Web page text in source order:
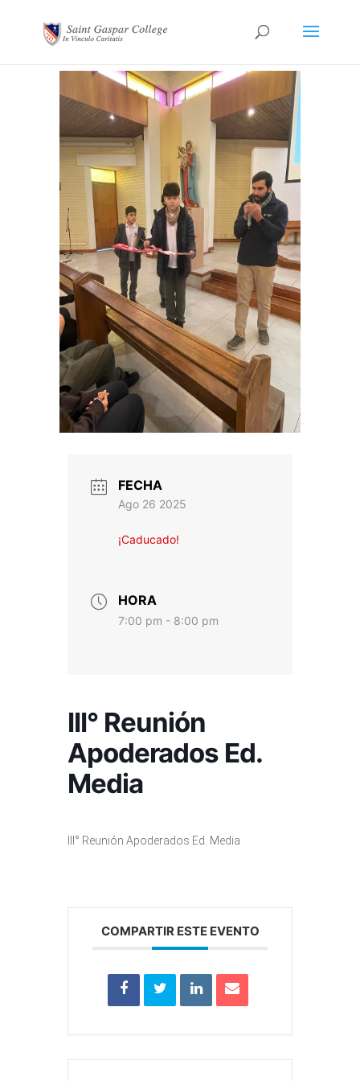
FECHA
Ago 26 2025
¡Caducado!
HORA
7:00 pm - 8:00 pm
III° Reunión
Apoderados Ed.
Media
III° Reunión Apoderados Ed. Media
COMPARTIR ESTE EVENTO